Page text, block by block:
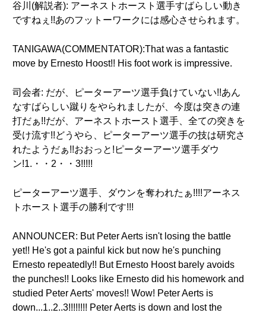
谷川(解説者): アーネストホースト選手すばらしい動き
ですねぇ!!あのフットーワークには感心させられます。
TANIGAWA(COMMENTATOR):That was a fantastic
move by Ernesto Hoost!! His foot work is impressive.
司会者: だが、ピーターアーツ選手負けていない!!あん
なすばらしい蹴りをやられましたが、今度は突きの連
打だぁ!!だが、アーネストホースト選手、全ての突きを
受け流す!!どうやら、ピーターアーツ選手の技は研究さ
れたようだぁ!!おおっと!ピーターアーツ選手ダウ
ン!1.・・2・・3!!!!!
ピーターアーツ選手、ダウンを奪われたぁ!!!!アーネス
トホースト選手の勝利です!!!
ANNOUNCER: But Peter Aerts isn't losing the battle
yet!! He's got a painful kick but now he's punching
Ernesto repeatedly!! But Ernesto Hoost barely avoids
the punches!! Looks like Ernesto did his homework and
studied Peter Aerts' moves!! Wow! Peter Aerts is
down...1..2..3!!!!!!!! Peter Aerts is down and lost the